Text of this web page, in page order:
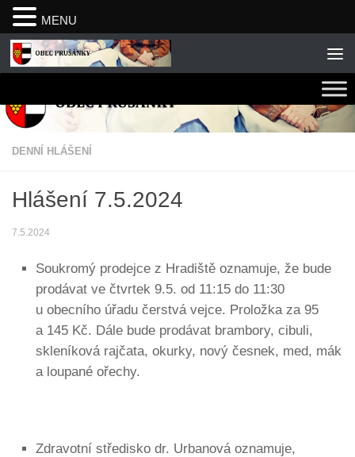
Skip to content
DENNÍ HLÁŠENÍ
Hlášení 7.5.2024
7.5.2024
Soukromý prodejce z Hradiště oznamuje, že bude
prodávat ve čtvrtek 9.5. od 11:15 do 11:30
u obecního úřadu čerstvá vejce. Proložka za 95
a 145 Kč. Dále bude prodávat brambory, cibuli,
skleníková rajčata, okurky, nový česnek, med, mák
a loupané ořechy.
Zdravotní středisko dr. Urbanová oznamuje,
MENU